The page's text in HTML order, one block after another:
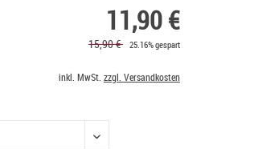
11,90 €
15,90 € 25.16% gespart
inkl. MwSt. zzgl. Versandkosten